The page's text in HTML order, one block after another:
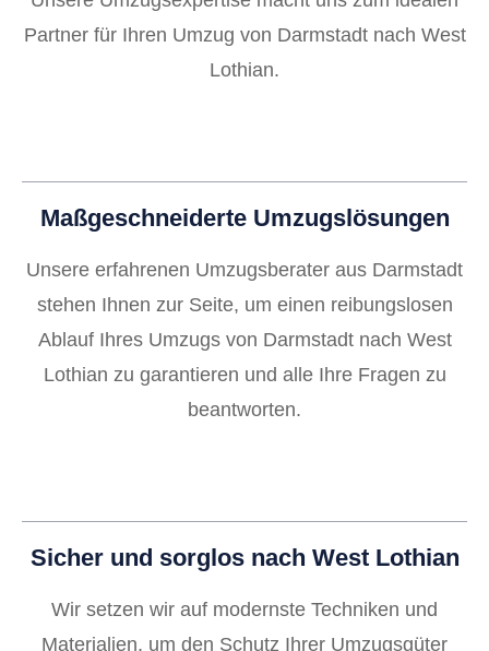
Partner für Ihren Umzug von Darmstadt nach West
Lothian.
Maßgeschneiderte Umzugslösungen
Unsere erfahrenen Umzugsberater aus Darmstadt
stehen Ihnen zur Seite, um einen reibungslosen
Ablauf Ihres Umzugs von Darmstadt nach West
Lothian zu garantieren und alle Ihre Fragen zu
beantworten.
Sicher und sorglos nach West Lothian
Wir setzen wir auf modernste Techniken und
Materialien, um den Schutz Ihrer Umzugsgüter